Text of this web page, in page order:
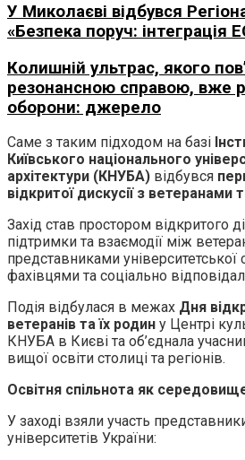
У Миколаєві відбувся
«Безпека поруч: інтеграція
Колишній ультрас, якого
резонансною справою, вже
оборони: джерело
Саме з таким підходом на базі
Київського національного
архітектури (КНУБА) відбувся
відкритої дискусії з ветеранами
Захід став простором відкритого
підтримки та взаємодії між
представниками
фахівцями та соціально
Подія відбулася в межах Дня
ветеранів та їх родин у Центрі
КНУБА в Києві та об’єднала
вищої освіти столиці та регіонів.
Освітня спільнота як
У заході взяли участь
університетів України: